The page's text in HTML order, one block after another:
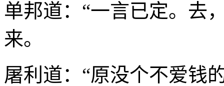
单邦道：“一言已定。去
来。
屠利道：“原没个不爱钱